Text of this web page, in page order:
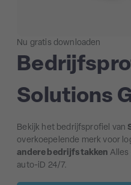
Nu gratis downloaden
Solutions
Bekijk het bedrijfsprofiel van
overkoepelende merk voor
andere bedrijfstakken Alles
auto-iD 24/7.